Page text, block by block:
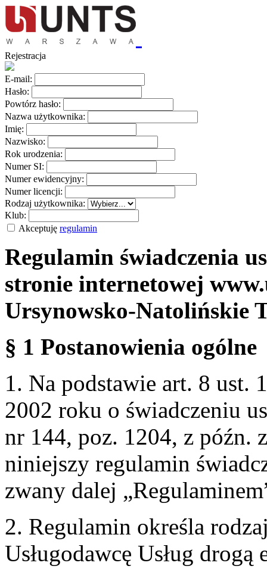
Rejestracja
E-mail:
Hasło:
Powtórz hasło:
Nazwa użytkownika:
Imię:
Nazwisko:
Rok urodzenia:
Numer SI:
Numer ewidencyjny:
Numer licencji:
Rodzaj użytkownika:
Klub:
Akceptuję regulamin
Regulamin świadczenia
stronie internetowej
Ursynowsko-Natolińskie
§ 1 Postanowienia ogólne
1. Na podstawie art. 8 ust.
2002 roku o świadczeniu
nr 144, poz. 1204, z późn.
niniejszy regulamin
zwany dalej
2. Regulamin określa
Usługodawcę Usług